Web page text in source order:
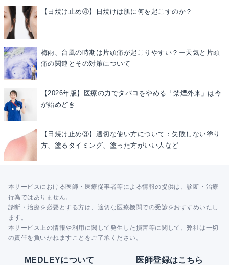
【日焼け止め④】日焼けは肌に何を起こすのか？
梅雨、台風の時期は片頭痛が起こりやすい？ー天気と片頭
痛の関連とその対策について
【2026年版】医療の力でタバコをやめる「禁煙外来」は今
が始めどき
【日焼け止め③】適切な使い方について：失敗しない塗り
方、塗るタイミング、塗った方がいい人など
本サービスにおける医師・医療従事者等による情報の提供は、診断・治療
行為ではありません。
診断・治療を必要とする方は、適切な医療機関での受診をおすすめいたし
ます。
本サービス上の情報や利用に関して発生した損害等に関して、弊社は一切
の責任を負いかねますことをご了承ください。
MEDLEYについて 医師登録はこちら